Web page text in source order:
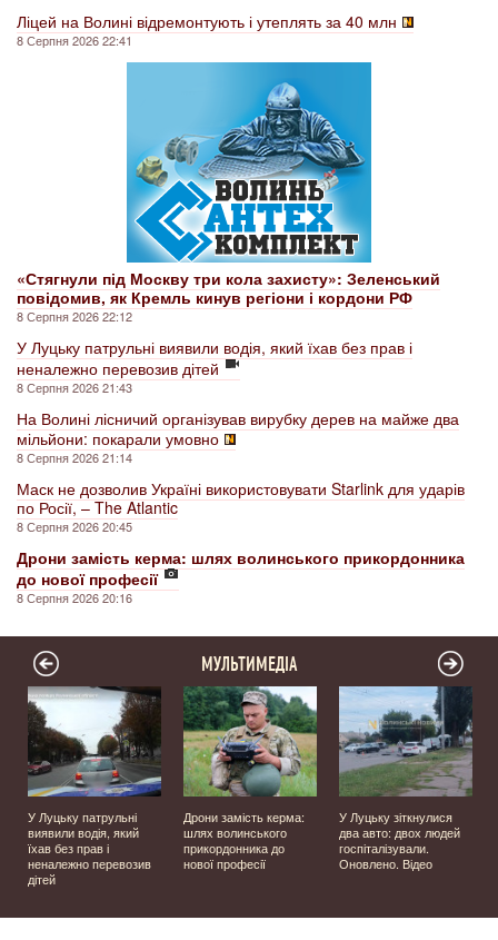
Ліцей на Волині відремонтують і утеплять за 40 млн
8 Серпня 2026 22:41
«Стягнули під Москву три кола захисту»: Зеленський
повідомив, як Кремль кинув регіони і кордони РФ
8 Серпня 2026 22:12
У Луцьку патрульні виявили водія, який їхав без прав і
неналежно перевозив дітей
8 Серпня 2026 21:43
На Волині лісничий організував вирубку дерев на майже два
мільйони: покарали умовно
8 Серпня 2026 21:14
Маск не дозволив Україні використовувати Starlink для ударів
по Росії, – The Atlantic
8 Серпня 2026 20:45
Дрони замість керма: шлях волинського прикордонника
до нової професії
8 Серпня 2026 20:16
МУЛЬТИМЕДІА
У Луцьку патрульні
виявили водія, який
їхав без прав і
неналежно перевозив
дітей
Дрони замість керма:
шлях волинського
прикордонника до
нової професії
У Луцьку зіткнулися
два авто: двох людей
госпіталізували.
Оновлено. Відео